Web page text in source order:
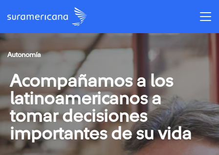
Autonomía
Acompañamos a los
latinoamericanos a
tomar decisiones
importantes de su vida